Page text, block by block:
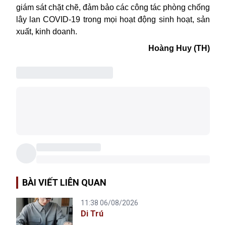
giám sát chặt chẽ, đảm bảo các công tác phòng chống
lây lan COVID-19 trong mọi hoạt động sinh hoạt, sản
xuất, kinh doanh.
Hoàng Huy (TH)
BÀI VIẾT LIÊN QUAN
11:38 06/08/2026
Di Trú